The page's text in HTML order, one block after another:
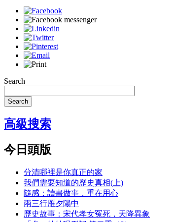
Search
Search
高級搜索
今日頭版
分清哪裡是你真正的家
我們需要知道的歷史真相(上)
隨感：讀書做事，重在用心
兩三行雁夕陽中
歷史故事：宋代孝女冤死，天降異象